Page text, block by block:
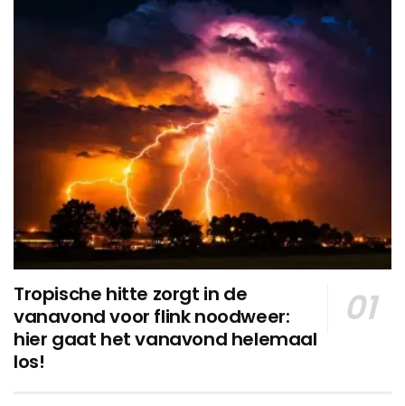
Tropische hitte zorgt in de
vanavond voor flink noodweer:
hier gaat het vanavond helemaal
los!